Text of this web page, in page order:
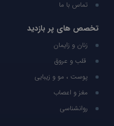
تماس با ما
تخصص های پر بازدید
زنان و زایمان
قلب و عروق
پوست ، مو و زیبایی
مغز و اعصاب
روانشناسی